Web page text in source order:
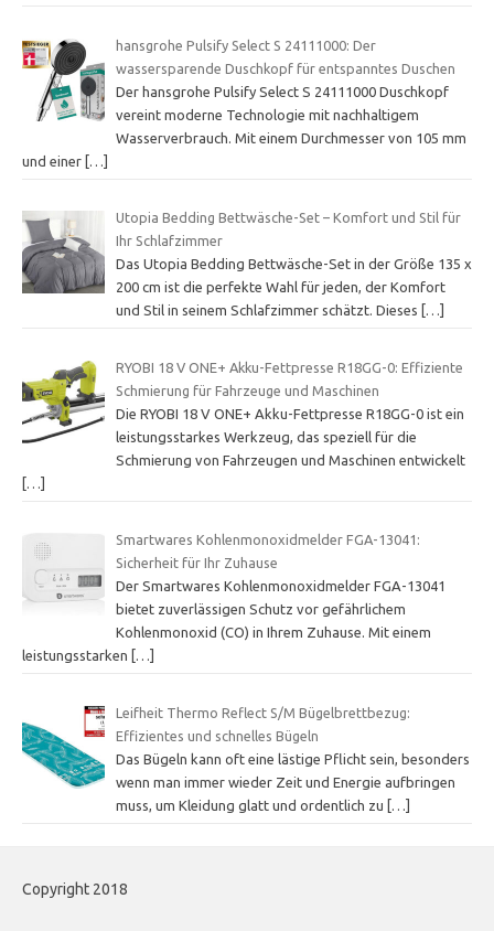
hansgrohe Pulsify Select S 24111000: Der
wassersparende Duschkopf für entspanntes Duschen
Der hansgrohe Pulsify Select S 24111000 Duschkopf
vereint moderne Technologie mit nachhaltigem
Wasserverbrauch. Mit einem Durchmesser von 105 mm
und einer […]
Utopia Bedding Bettwäsche-Set – Komfort und Stil für
Ihr Schlafzimmer
Das Utopia Bedding Bettwäsche-Set in der Größe 135 x
200 cm ist die perfekte Wahl für jeden, der Komfort
und Stil in seinem Schlafzimmer schätzt. Dieses
[…]
RYOBI 18 V ONE+ Akku-Fettpresse R18GG-0: Effiziente
Schmierung für Fahrzeuge und Maschinen
Die RYOBI 18 V ONE+ Akku-Fettpresse R18GG-0 ist ein
leistungsstarkes Werkzeug, das speziell für die
Schmierung von Fahrzeugen und Maschinen entwickelt
[…]
Smartwares Kohlenmonoxidmelder FGA-13041:
Sicherheit für Ihr Zuhause
Der Smartwares Kohlenmonoxidmelder FGA-13041
bietet zuverlässigen Schutz vor gefährlichem
Kohlenmonoxid (CO) in Ihrem Zuhause. Mit einem
leistungsstarken
[…]
Leifheit Thermo Reflect S/M Bügelbrettbezug:
Effizientes und schnelles Bügeln
Das Bügeln kann oft eine lästige Pflicht sein, besonders
wenn man immer wieder Zeit und Energie aufbringen
muss, um Kleidung glatt und ordentlich zu
[…]
Copyright 2018